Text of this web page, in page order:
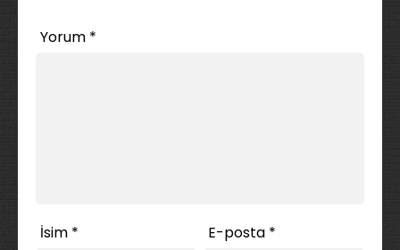
Yorum *
İsim * E-posta *